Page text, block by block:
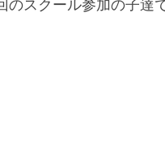
スクール参加の子達